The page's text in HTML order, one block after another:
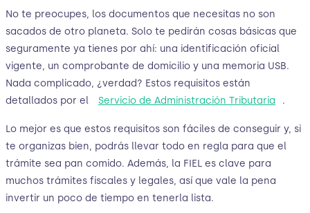
No te preocupes, los documentos que necesitas no son
sacados de otro planeta. Solo te pedirán cosas básicas que
seguramente ya tienes por ahí: una identificación oficial
vigente, un comprobante de domicilio y una memoria USB.
Nada complicado, ¿verdad? Estos requisitos están
detallados por el
Servicio de Administración Tributaria .
Lo mejor es que estos requisitos son fáciles de conseguir y, si
te organizas bien, podrás llevar todo en regla para que el
trámite sea pan comido. Además, la FIEL es clave para
muchos trámites fiscales y legales, así que vale la pena
invertir un poco de tiempo en tenerla lista.